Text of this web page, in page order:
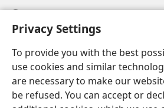
Privacy Settings
To provide you with the best
use cookies and similar
are necessary to make our
be refused. You can accept or
(opens
window)Хъахъхъӕнӕн мӕсыджы
(opens
new
window)JW Hub ®